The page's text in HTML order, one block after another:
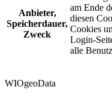
Anbieter,
Speicherdauer,
Zweck
am Ende
diesen
Cookies
Login-
alle
WIOgeoData